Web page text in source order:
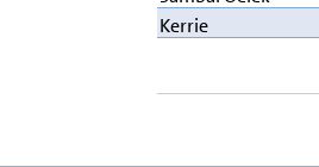
Kerrie